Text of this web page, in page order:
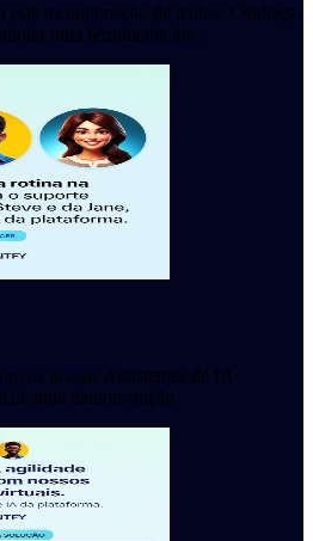
na automação de dados. Conheça
uma ferramenta int…
os nossos Assistentes de IA
uma demonstração.